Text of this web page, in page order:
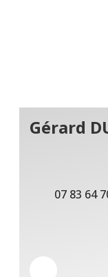
Gérard
07 83 64